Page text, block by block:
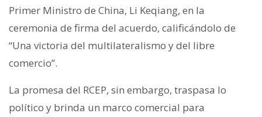
Primer Ministro de China, Li Keqiang, en la
ceremonia de firma del acuerdo, calificándolo de
“Una victoria del multilateralismo y del libre
comercio”.
La promesa del RCEP, sin embargo, traspasa lo
político y brinda un marco comercial para